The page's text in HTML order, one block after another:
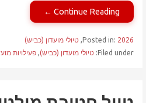
Continue Reading ←
Posted in: 2026
, טיולי מועדון (כביש)
Filed under:
טיולי מועדון (כביש), פעילויות מועדון